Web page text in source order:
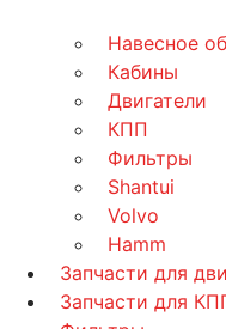
Навесное
Кабины
Двигатели
КПП
Фильтры
Shantui
Volvo
Hamm
Запчасти для
Запчасти для